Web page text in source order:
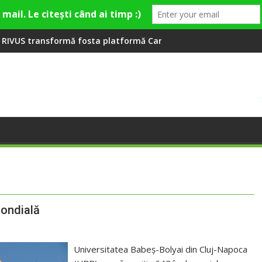
Fashion Village
platformă Carbochim într-un nou centru cultural și de
Când luna devine o
Universitatea Babeș-Bolyai din Cluj-Napoca